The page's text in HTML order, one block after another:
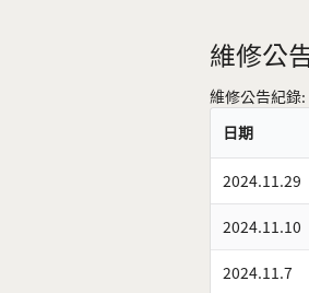
維修公
維修公告紀錄:
日期
2024.11.29
2024.11.10
2024.11.7